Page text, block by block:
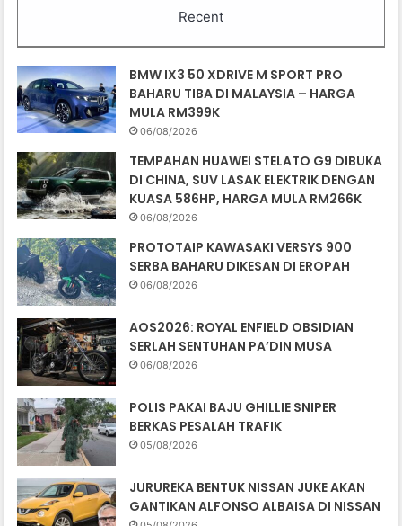
Recent
BMW IX3 50 XDRIVE M SPORT PRO
BAHARU TIBA DI MALAYSIA – HARGA
MULA RM399K
06/08/2026
TEMPAHAN HUAWEI STELATO G9 DIBUKA
DI CHINA, SUV LASAK ELEKTRIK DENGAN
KUASA 586HP, HARGA MULA RM266K
06/08/2026
PROTOTAIP KAWASAKI VERSYS 900
SERBA BAHARU DIKESAN DI EROPAH
06/08/2026
AOS2026: ROYAL ENFIELD OBSIDIAN
SERLAH SENTUHAN PA’DIN MUSA
06/08/2026
POLIS PAKAI BAJU GHILLIE SNIPER
BERKAS PESALAH TRAFIK
05/08/2026
JURUREKA BENTUK NISSAN JUKE AKAN
GANTIKAN ALFONSO ALBAISA DI NISSAN